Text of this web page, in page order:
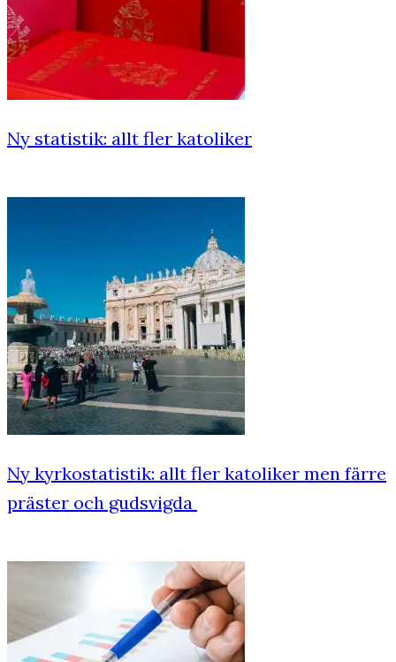
Ny statistik: allt fler katoliker
Ny kyrkostatistik: allt fler katoliker men färre
präster och gudsvigda